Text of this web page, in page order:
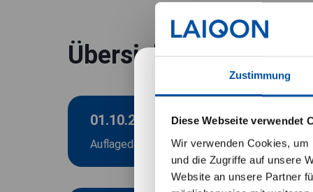
Zustimmung
Diese Webseite verwendet
Wir verwenden Cookies,
und die Zugriffe auf unsere
Website an unsere Partner
Übersicht
01.10.2024
Auflagedatum
Wichtige
Ich habe
Die